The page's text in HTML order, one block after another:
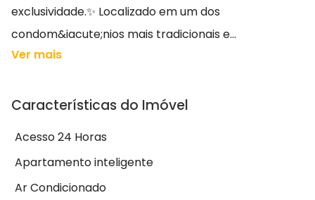
exclusividade.✨ Localizado em um dos
condom&iacute;nios mais tradicionais e...
Ver mais
Características do Imóvel
Acesso 24 Horas
Apartamento inteligente
Ar Condicionado